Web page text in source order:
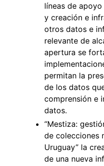
líneas de
y creación e
otros datos e
relevante de
apertura se
permitan la
de los datos
comprensión e
datos.
“Mestiza:
de colecciones
Uruguay” la
de una nueva